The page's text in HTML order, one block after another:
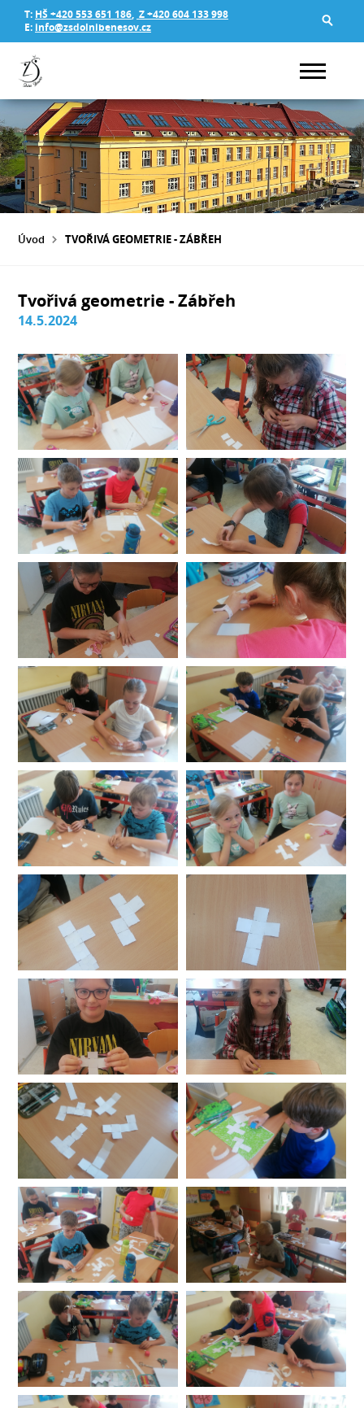
T: HŠ +420 553 651 186, Z +420 604 133 998
E: info@zsdolnibenesov.cz
Úvod TVOŘIVÁ GEOMETRIE - ZÁBŘEH
Tvořivá geometrie - Zábřeh
14.5.2024